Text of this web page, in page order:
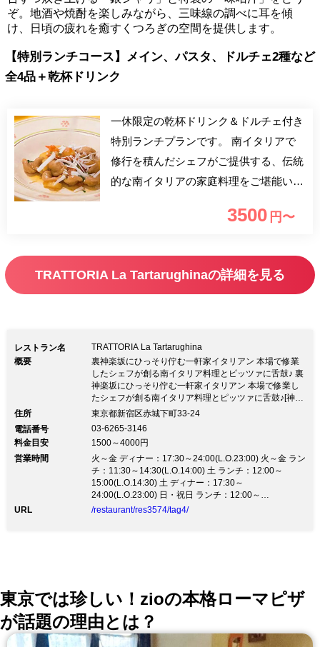
ぞ。地酒や焼酎を楽しみながら、三味線の調べに耳を傾
け、日頃の疲れを癒すくつろぎの空間を提供します。
【特別ランチコース】メイン、パスタ、ドルチェ2種など
全4品＋乾杯ドリンク
一休限定の乾杯ドリンク＆ドルチェ付き
特別ランチプランです。 南イタリアで
修行を積んだシェフがご提供する、伝統
的な南イタリアの家庭料理をご堪能いた
分。イタリアから仕入れた可愛らしい調
3500 円〜
TRATTORIA La Tartarughinaの詳細を見る
レストラン名
TRATTORIA La Tartarughina
概要
裏神楽坂にひっそり佇む一軒家イタリアン 本場で修業
したシェフが創る南イタリア料理とピッツァに舌鼓♪ 裏
神楽坂にひっそり佇む一軒家イタリアン 本場で修業し
たシェフが創る南イタリア料理とピッツァに舌鼓♪[神楽
坂駅から2分] 裏路地にひっそり佇む、南イタリア料理
手掛けた本場の味 プーリア料理を基盤にナポリ、カラ
ーブリア、シチリア料理を中心としたメニュー構成。
イタリアで学んだ素材の味を活かす調理法や考え方を忠
実に実践して、ご提供しております。 ◆細部までこだ
わり抜いた空間創り アンティークの扉、ナポリの職人
が創ったオーダーメイドのランプシェードやタイル絵、
イス、テーブルや食器類など細部までこだわった空間演
住所
東京都新宿区赤城下町33-24
電話番号
03-6265-3146
料金目安
1500～4000円
営業時間
火～金 ディナー：17:30～24:00(L.O.23:00) 火～金 ラン
チ：11:30～14:30(L.O.14:00) 土 ランチ：12:00～
15:00(L.O.14:30) 土 ディナー：17:30～
24:00(L.O.23:00) 日・祝日 ランチ：12:00～
15:00(L.O.14:30) 日・祝日 ディナー：17:30～
URL /restaurant/res3574/tag4/
東京では珍しい！zioの本格ローマピザ
が話題の理由とは？